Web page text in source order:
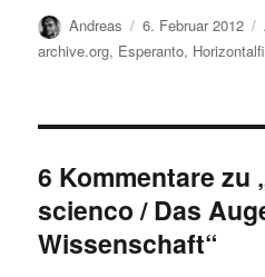
Autor
Andreas
Veröffentlicht
am
6. Februar 2012
archive.org, Esperanto,
6 Kommentare zu
scienco / Das
Wissenschaft“